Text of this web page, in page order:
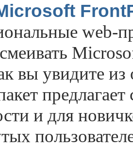
web-
вы увидите из
предлагает
и для